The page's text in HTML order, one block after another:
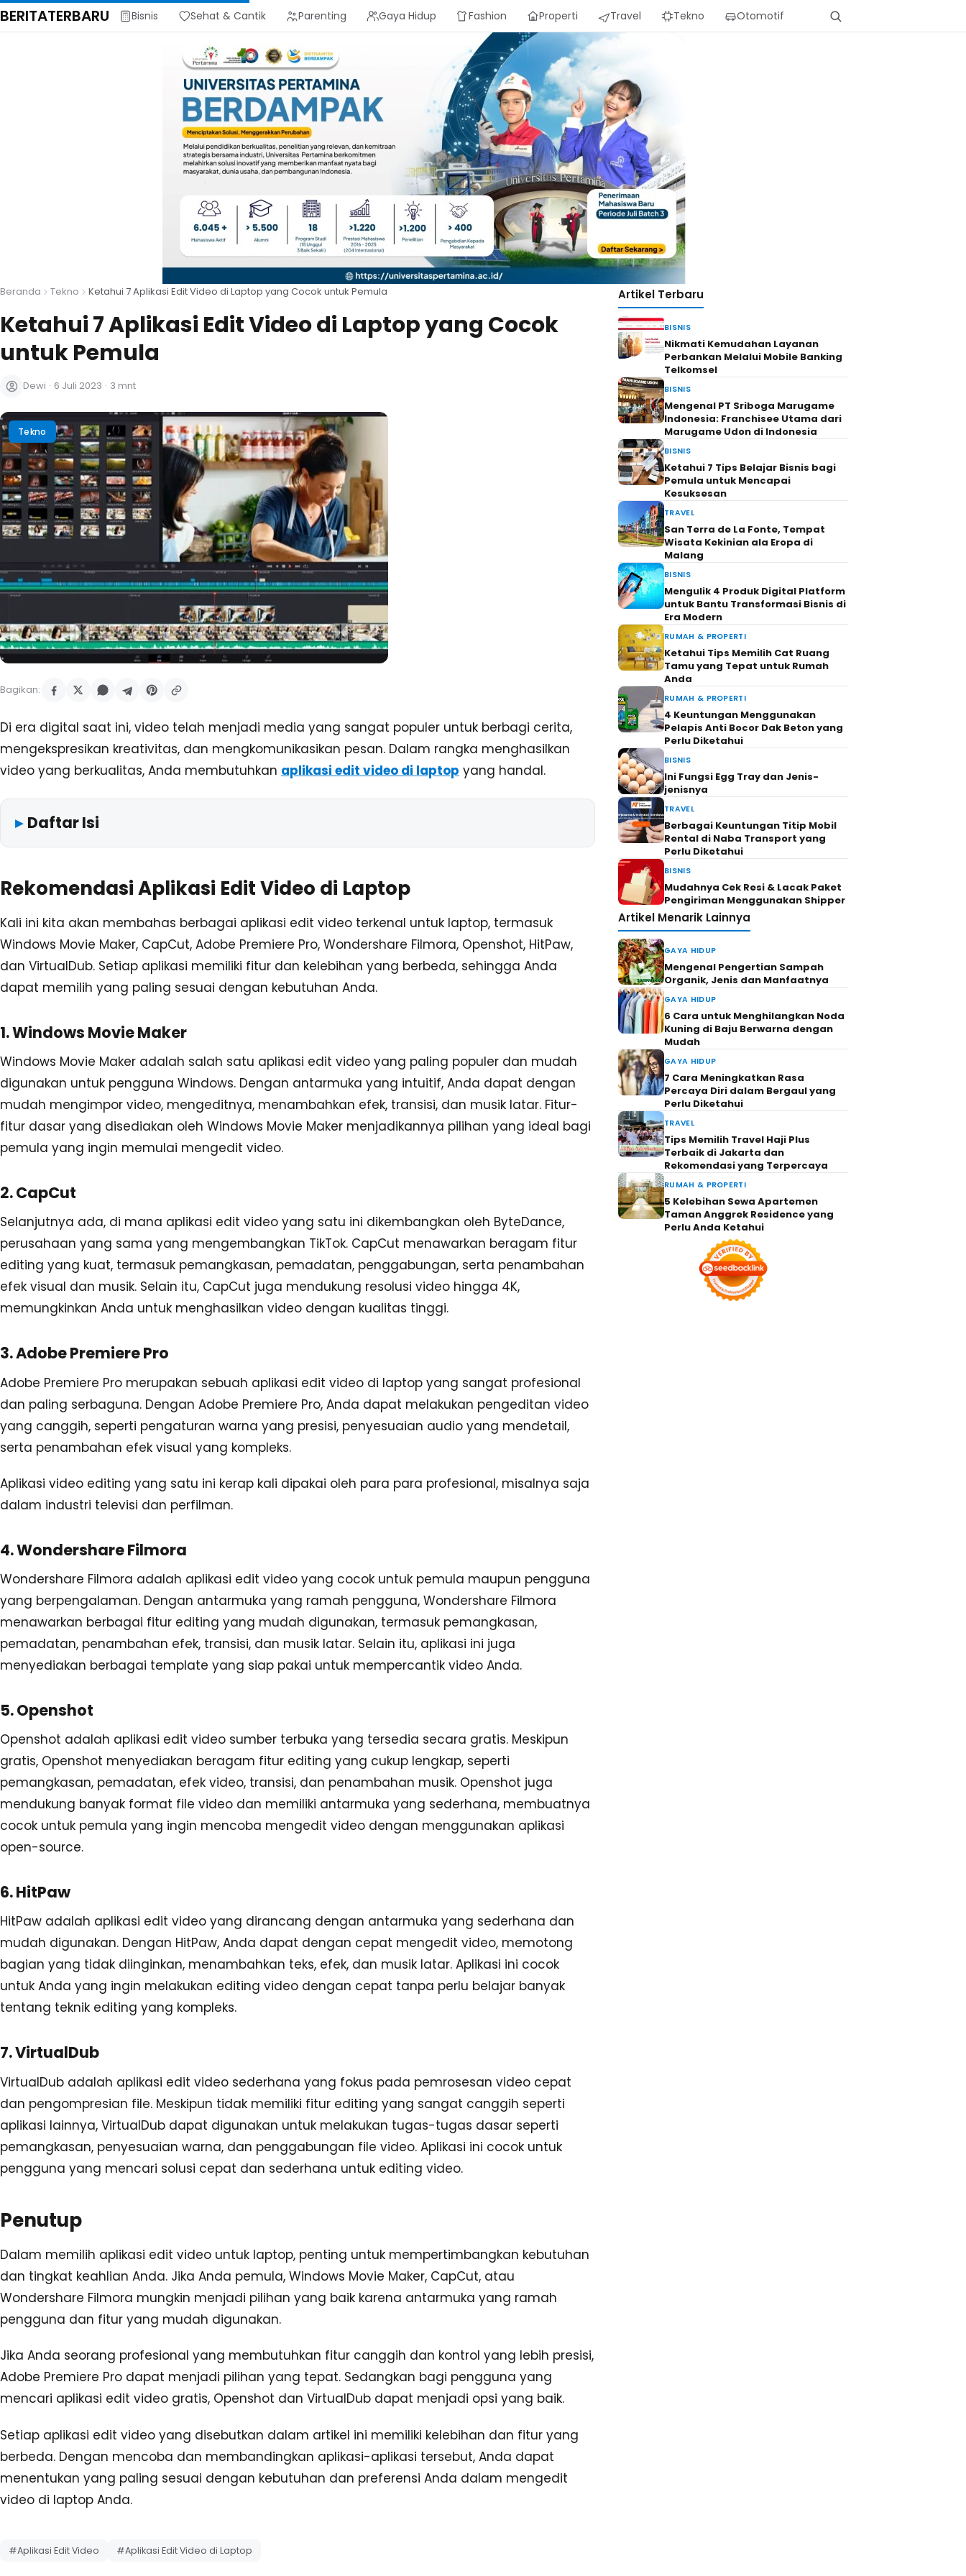
BERITATERBARU Bisnis Sehat & Cantik Parenting Gaya Hidup Fashion Properti Travel Tekno Otomotif
Beranda Tekno Ketahui 7 Aplikasi Edit Video di Laptop yang Cocok untuk Pemula
Ketahui 7 Aplikasi Edit Video di Laptop yang Cocok
untuk Pemula
Dewi · 6 Juli 2023 · 3 mnt
Tekno
Bagikan:
Di era digital saat ini, video telah menjadi media yang sangat populer untuk berbagi cerita,
mengekspresikan kreativitas, dan mengkomunikasikan pesan. Dalam rangka menghasilkan
video yang berkualitas, Anda membutuhkan aplikasi edit video di laptop yang handal.
Daftar Isi
Rekomendasi Aplikasi Edit Video di Laptop
Kali ini kita akan membahas berbagai aplikasi edit video terkenal untuk laptop, termasuk
Windows Movie Maker, CapCut, Adobe Premiere Pro, Wondershare Filmora, Openshot, HitPaw,
dan VirtualDub. Setiap aplikasi memiliki fitur dan kelebihan yang berbeda, sehingga Anda
dapat memilih yang paling sesuai dengan kebutuhan Anda.
1. Windows Movie Maker
Windows Movie Maker adalah salah satu aplikasi edit video yang paling populer dan mudah
digunakan untuk pengguna Windows. Dengan antarmuka yang intuitif, Anda dapat dengan
mudah mengimpor video, mengeditnya, menambahkan efek, transisi, dan musik latar. Fitur-
fitur dasar yang disediakan oleh Windows Movie Maker menjadikannya pilihan yang ideal bagi
pemula yang ingin memulai mengedit video.
2. CapCut
Selanjutnya ada, di mana aplikasi edit video yang satu ini dikembangkan oleh ByteDance,
perusahaan yang sama yang mengembangkan TikTok. CapCut menawarkan beragam fitur
editing yang kuat, termasuk pemangkasan, pemadatan, penggabungan, serta penambahan
efek visual dan musik. Selain itu, CapCut juga mendukung resolusi video hingga 4K,
memungkinkan Anda untuk menghasilkan video dengan kualitas tinggi.
3. Adobe Premiere Pro
Adobe Premiere Pro merupakan sebuah aplikasi edit video di laptop yang sangat profesional
dan paling serbaguna. Dengan Adobe Premiere Pro, Anda dapat melakukan pengeditan video
yang canggih, seperti pengaturan warna yang presisi, penyesuaian audio yang mendetail,
serta penambahan efek visual yang kompleks.
Aplikasi video editing yang satu ini kerap kali dipakai oleh para para profesional, misalnya saja
dalam industri televisi dan perfilman.
4. Wondershare Filmora
Wondershare Filmora adalah aplikasi edit video yang cocok untuk pemula maupun pengguna
yang berpengalaman. Dengan antarmuka yang ramah pengguna, Wondershare Filmora
menawarkan berbagai fitur editing yang mudah digunakan, termasuk pemangkasan,
pemadatan, penambahan efek, transisi, dan musik latar. Selain itu, aplikasi ini juga
menyediakan berbagai template yang siap pakai untuk mempercantik video Anda.
5. Openshot
Openshot adalah aplikasi edit video sumber terbuka yang tersedia secara gratis. Meskipun
gratis, Openshot menyediakan beragam fitur editing yang cukup lengkap, seperti
pemangkasan, pemadatan, efek video, transisi, dan penambahan musik. Openshot juga
mendukung banyak format file video dan memiliki antarmuka yang sederhana, membuatnya
cocok untuk pemula yang ingin mencoba mengedit video dengan menggunakan aplikasi
open-source.
6. HitPaw
HitPaw adalah aplikasi edit video yang dirancang dengan antarmuka yang sederhana dan
mudah digunakan. Dengan HitPaw, Anda dapat dengan cepat mengedit video, memotong
bagian yang tidak diinginkan, menambahkan teks, efek, dan musik latar. Aplikasi ini cocok
untuk Anda yang ingin melakukan editing video dengan cepat tanpa perlu belajar banyak
tentang teknik editing yang kompleks.
7. VirtualDub
VirtualDub adalah aplikasi edit video sederhana yang fokus pada pemrosesan video cepat
dan pengompresian file. Meskipun tidak memiliki fitur editing yang sangat canggih seperti
aplikasi lainnya, VirtualDub dapat digunakan untuk melakukan tugas-tugas dasar seperti
pemangkasan, penyesuaian warna, dan penggabungan file video. Aplikasi ini cocok untuk
pengguna yang mencari solusi cepat dan sederhana untuk editing video.
Penutup
Dalam memilih aplikasi edit video untuk laptop, penting untuk mempertimbangkan kebutuhan
dan tingkat keahlian Anda. Jika Anda pemula, Windows Movie Maker, CapCut, atau
Wondershare Filmora mungkin menjadi pilihan yang baik karena antarmuka yang ramah
pengguna dan fitur yang mudah digunakan.
Jika Anda seorang profesional yang membutuhkan fitur canggih dan kontrol yang lebih presisi,
Adobe Premiere Pro dapat menjadi pilihan yang tepat. Sedangkan bagi pengguna yang
mencari aplikasi edit video gratis, Openshot dan VirtualDub dapat menjadi opsi yang baik.
Setiap aplikasi edit video yang disebutkan dalam artikel ini memiliki kelebihan dan fitur yang
berbeda. Dengan mencoba dan membandingkan aplikasi-aplikasi tersebut, Anda dapat
menentukan yang paling sesuai dengan kebutuhan dan preferensi Anda dalam mengedit
video di laptop Anda.
#Aplikasi Edit Video #Aplikasi Edit Video di Laptop
Artikel Terbaru
BISNIS
Nikmati Kemudahan Layanan
Perbankan Melalui Mobile Banking
Telkomsel
BISNIS
Mengenal PT Sriboga Marugame
Indonesia: Franchisee Utama dari
Marugame Udon di Indonesia
BISNIS
Ketahui 7 Tips Belajar Bisnis bagi
Pemula untuk Mencapai
Kesuksesan
TRAVEL
San Terra de La Fonte, Tempat
Wisata Kekinian ala Eropa di
Malang
BISNIS
Mengulik 4 Produk Digital Platform
untuk Bantu Transformasi Bisnis di
Era Modern
RUMAH & PROPERTI
Ketahui Tips Memilih Cat Ruang
Tamu yang Tepat untuk Rumah
Anda
RUMAH & PROPERTI
4 Keuntungan Menggunakan
Pelapis Anti Bocor Dak Beton yang
Perlu Diketahui
BISNIS
Ini Fungsi Egg Tray dan Jenis-
jenisnya
TRAVEL
Berbagai Keuntungan Titip Mobil
Rental di Naba Transport yang
Perlu Diketahui
BISNIS
Mudahnya Cek Resi & Lacak Paket
Pengiriman Menggunakan Shipper
Artikel Menarik Lainnya
GAYA HIDUP
Mengenal Pengertian Sampah
Organik, Jenis dan Manfaatnya
GAYA HIDUP
6 Cara untuk Menghilangkan Noda
Kuning di Baju Berwarna dengan
Mudah
GAYA HIDUP
7 Cara Meningkatkan Rasa
Percaya Diri dalam Bergaul yang
Perlu Diketahui
TRAVEL
Tips Memilih Travel Haji Plus
Terbaik di Jakarta dan
Rekomendasi yang Terpercaya
RUMAH & PROPERTI
5 Kelebihan Sewa Apartemen
Taman Anggrek Residence yang
Perlu Anda Ketahui